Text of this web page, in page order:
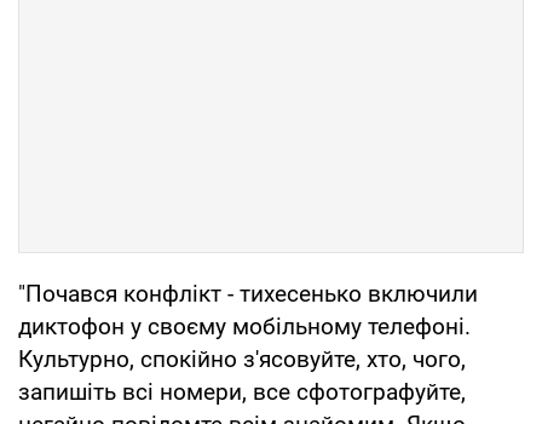
"Почався конфлікт - тихесенько включили
диктофон у своєму мобільному телефоні.
Культурно, спокійно з'ясовуйте, хто, чого,
запишіть всі номери, все сфотографуйте,